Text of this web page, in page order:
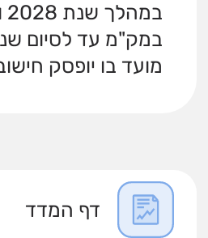
במק"מ עד לסיום
מועד בו יופסק
דף המדד